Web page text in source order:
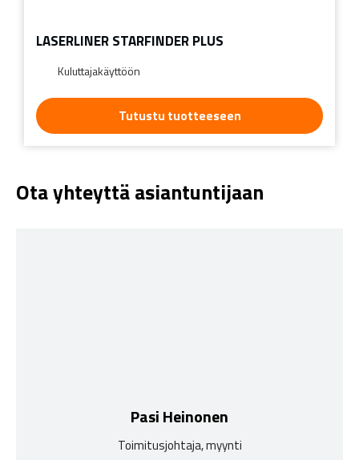
LASERLINER STARFINDER PLUS
Kuluttajakäyttöön
Tutustu tuotteeseen
Ota yhteyttä asiantuntijaan
Pasi Heinonen
Toimitusjohtaja, myynti